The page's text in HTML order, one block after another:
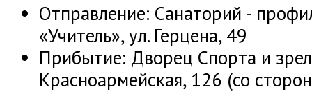
Отправление: Санаторий -
«Учитель», ул. Герцена, 49
Прибытие: Дворец Спорта и
Красноармейская, 126 (со